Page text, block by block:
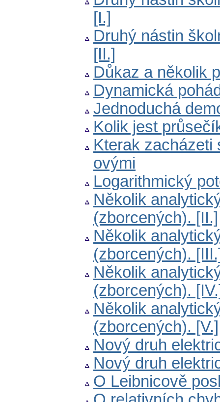
[I.]
Druhý nástin
[II.]
Důkaz a několik
Dynamická
Jednoduchá
Kolik jest
Kterak zacházeti
ovými
Logarithmický
Několik
(zborcených). [II.]
Několik
(zborcených).
Několik
(zborcených).
Několik
(zborcených). [V.]
Nový druh
Nový druh
O Leibnicově